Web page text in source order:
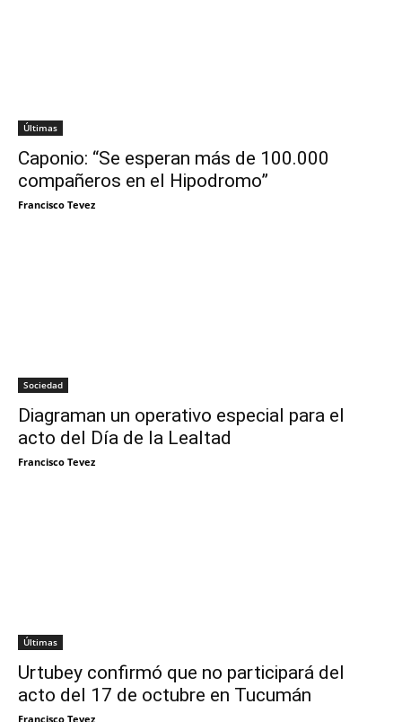
Últimas
Caponio: “Se esperan más de 100.000
compañeros en el Hipodromo”
Francisco Tevez
Sociedad
Diagraman un operativo especial para el
acto del Día de la Lealtad
Francisco Tevez
Últimas
Urtubey confirmó que no participará del
acto del 17 de octubre en Tucumán
Francisco Tevez